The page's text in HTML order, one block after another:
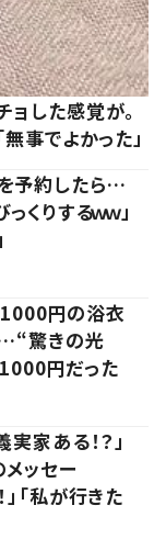
ョした感覚が。
事でよかった」
予約したら…
りするｗｗ」
1000円の浴衣
…“驚きの光
1000円だった
家ある！？」
ッセー
「私が行きた